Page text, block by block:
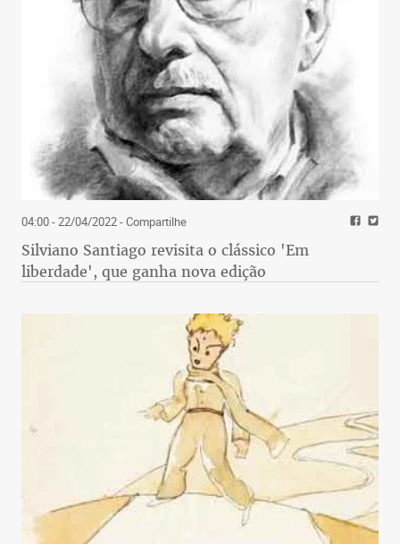
04:00 - 22/04/2022- Compartilhe
Silviano Santiago revisita o clássico 'Em
liberdade', que ganha nova edição